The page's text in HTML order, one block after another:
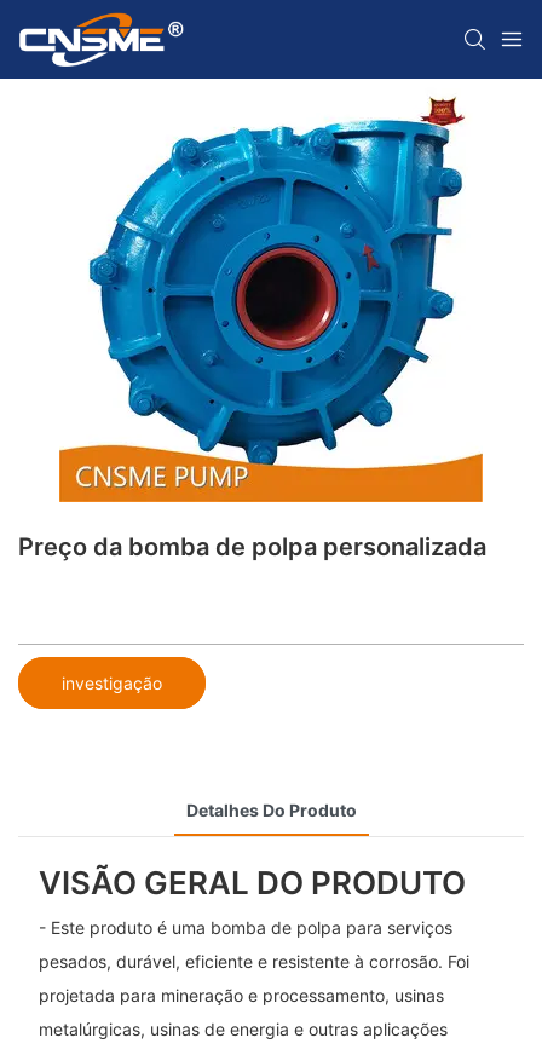
Preço da bomba de polpa personalizada
investigação
Detalhes Do Produto
VISÃO GERAL DO PRODUTO
- Este produto é uma bomba de polpa para serviços
pesados, durável, eficiente e resistente à corrosão. Foi
projetada para mineração e processamento, usinas
metalúrgicas, usinas de energia e outras aplicações